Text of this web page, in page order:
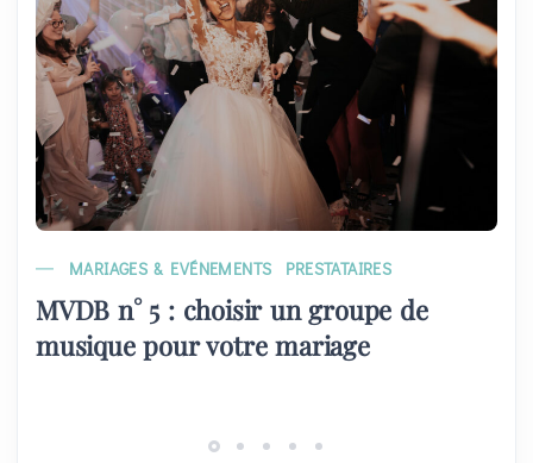
MARIAGES & EVÉNEMENTS PRESTATAIRES
MVDB n° 5 : choisir un groupe de
musique pour votre mariage